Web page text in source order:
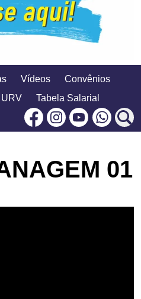
Vídeos
Convênios
URV
Tabela Salarial
FacebookInstagram
01